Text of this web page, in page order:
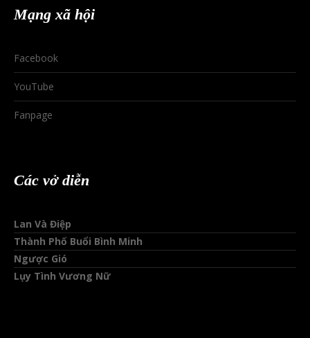
Mạng xã hội
Facebook
YouTube
Fanpage
Các vở diễn
Lan Và Điệp
Thành Phố Buổi Bình Minh
Ngược Gió
Lụy Tình Vương Nữ